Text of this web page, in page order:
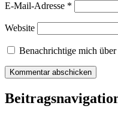
E-Mail-Adresse *
Website
Benachrichtige mich